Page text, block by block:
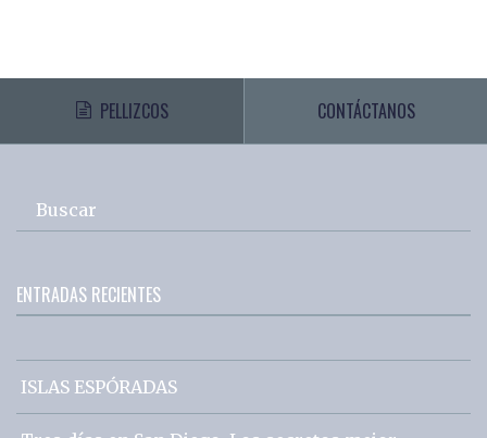
PELLIZCOS CONTÁCTANOS
Buscar
ENTRADAS RECIENTES
ISLAS ESPÓRADAS